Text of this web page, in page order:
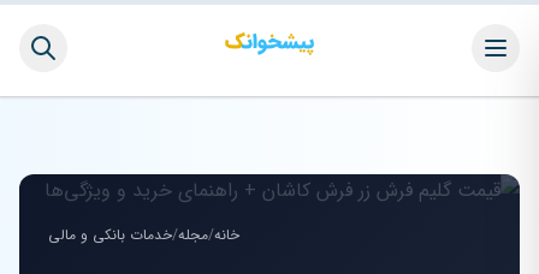
خانه/مجله/خدمات بانکی و مالی